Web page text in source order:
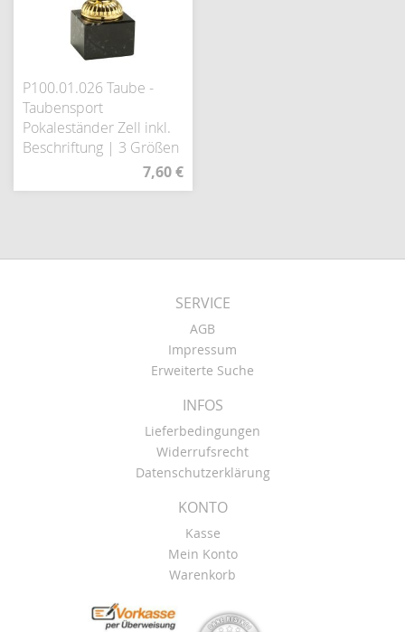
P100.01.026 Taube -
Taubensport
Pokaleständer Zell inkl.
Beschriftung | 3 Größen
7,60 €
SERVICE
AGB
Impressum
Erweiterte Suche
INFOS
Lieferbedingungen
Widerrufsrecht
Datenschutzerklärung
KONTO
Kasse
Mein Konto
Warenkorb